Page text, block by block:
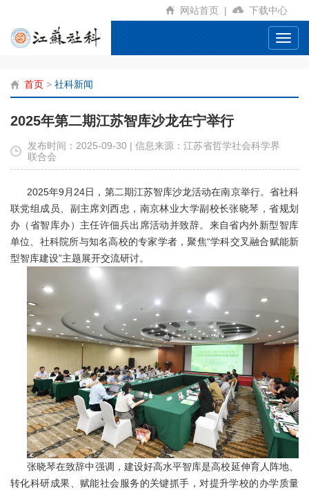
网站首页 | 下载中心
首页 > 社科新闻
2025年第二期江苏智库沙龙在宁举行
发布时间：2025-09-30 | 信息来源：江苏省哲学社会科学界
联合会
2025年9月24日，第二期江苏智库沙龙活动在南京举行。省社科
联党组成员、副主席刘西忠，南京林业大学副校长张晓琴，省规划
办（省智库办）主任许佃兵出席活动并致辞。来自省内外新型智库
单位、社科院所与知名高校的专家学者，聚焦“学科交叉融合赋能新
型智库建设”主题展开交流研讨。
张晓琴在致辞中强调，建设好高水平智库是高校延伸育人阵地、
转化科研成果、赋能社会服务的关键抓手，对提升学校的办学质量